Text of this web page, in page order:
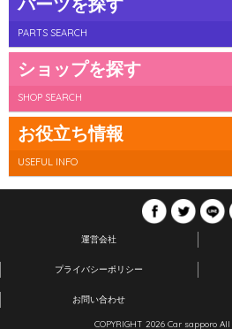
PARTS SEARCH
ショップを探す
SHOP SEARCH
お役立ち情報
USEFUL INFO
運営会社
プライバシーポリシー
お問い合わせ
COPYRIGHT 2026 Car sapporo